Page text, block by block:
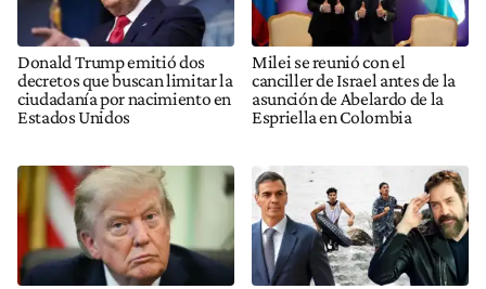
Donald Trump emitió dos
decretos que buscan limitar la
ciudadanía por nacimiento en
Estados Unidos
Milei se reunió con el
canciller de Israel antes de la
asunción de Abelardo de la
Espriella en Colombia